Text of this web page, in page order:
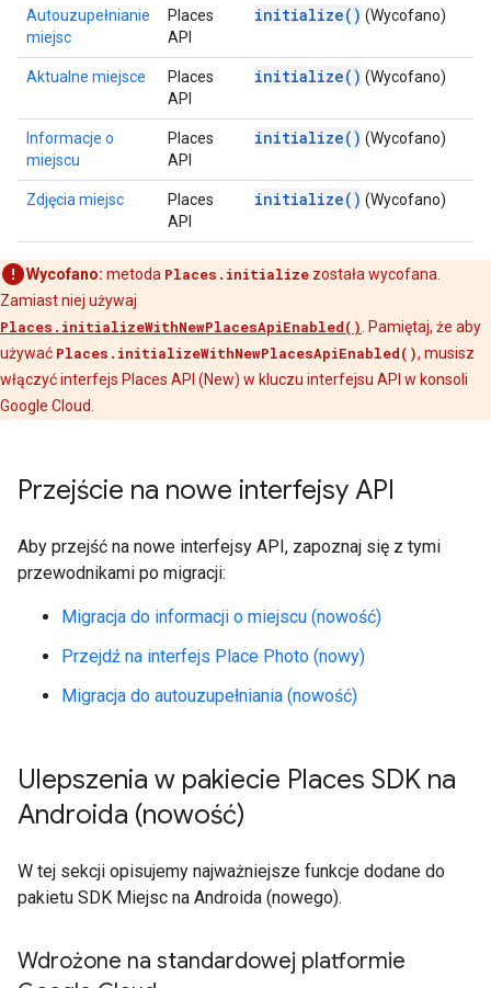
Autouzupełnianie
miejsc
Places
API
initialize() (Wycofano)
Aktualne miejsce
Places
API
initialize() (Wycofano)
Informacje o
miejscu
Places
API
initialize() (Wycofano)
Zdjęcia miejsc
Places
API
initialize() (Wycofano)
Wycofano: metoda Places.initialize została wycofana.
Zamiast niej używaj
Places.initializeWithNewPlacesApiEnabled()
. Pamiętaj, że aby
używać Places.initializeWithNewPlacesApiEnabled(), musisz
włączyć interfejs Places API (New) w kluczu interfejsu API w konsoli
Google Cloud.
Przejście na nowe interfejsy API
Aby przejść na nowe interfejsy API, zapoznaj się z tymi
przewodnikami po migracji:
Migracja do informacji o miejscu (nowość)
Przejdź na interfejs Place Photo (nowy)
Migracja do autouzupełniania (nowość)
Ulepszenia w pakiecie Places SDK na
Androida (nowość)
W tej sekcji opisujemy najważniejsze funkcje dodane do
pakietu SDK Miejsc na Androida (nowego).
Wdrożone na standardowej platformie